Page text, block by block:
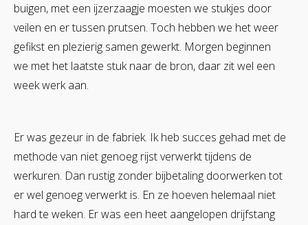
buigen, met een ijzerzaagje moesten we stukjes door
veilen en er tussen prutsen. Toch hebben we het weer
gefikst en plezierig samen gewerkt. Morgen beginnen
we met het laatste stuk naar de bron, daar zit wel een
week werk aan.
Er was gezeur in de fabriek. Ik heb succes gehad met de
methode van niet genoeg rijst verwerkt tijdens de
werkuren. Dan rustig zonder bijbetaling doorwerken tot
er wel genoeg verwerkt is. En ze hoeven helemaal niet
hard te weken. Er was een heet aangelopen drijfstang